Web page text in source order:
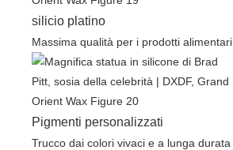
silicio platino
Massima qualità per i prodotti alimentari.
Pigmenti personalizzati
Trucco dai colori vivaci e a lunga durata